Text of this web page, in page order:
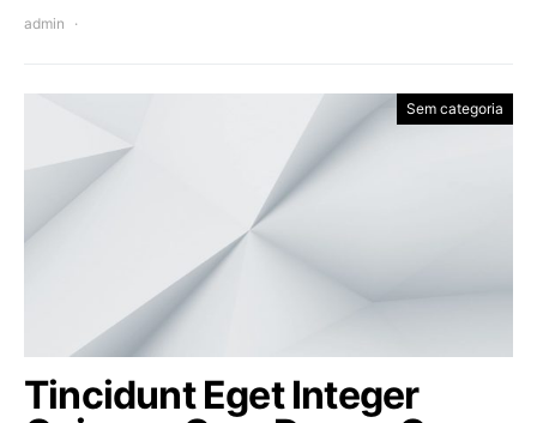
admin
Sem categoria
Tincidunt Eget Integer